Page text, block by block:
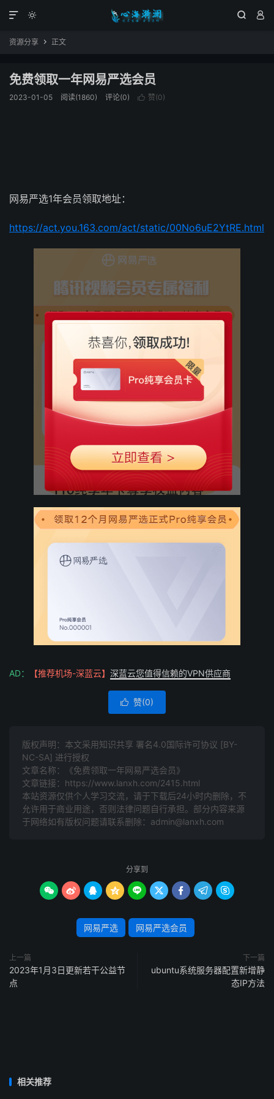
  

资源分享  正文
免费领取一年网易严选会员
2023-01-05 阅读(1860) 评论(0)  赞(0)
网易严选1年会员领取地址：
https://act.you.163.com/act/static/00No6uE2YtRE.html
AD： 【推荐机场-深蓝云】 深蓝云您值得信赖的VPN供应商
 赞(0)
版权声明：本文采用知识共享 署名4.0国际许可协议 [BY-
NC-SA] 进行授权
文章名称：《免费领取一年网易严选会员》
文章链接： https://www.lanxh.com/2415.html
本站资源仅供个人学习交流，请于下载后24小时内删除，不
允许用于商业用途，否则法律问题自行承担。部分内容来源
于网络如有版权问题请联系删除：admin@lanxh.com
分享到
        
网易严选 网易严选会员
上一篇
2023年1月3日更新若干公益节
点
下一篇
ubuntu系统服务器配置新增静
态IP方法
相关推荐